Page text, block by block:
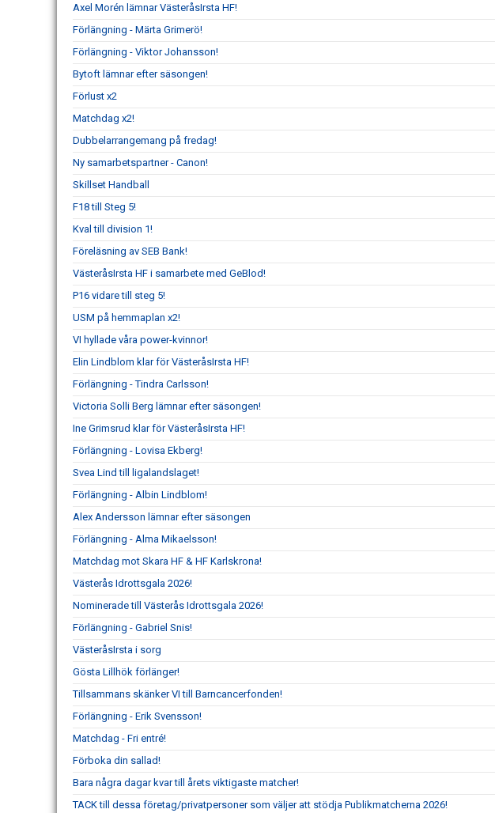
Axel Morén lämnar VästeråsIrsta HF!
Förlängning - Märta Grimerö!
Förlängning - Viktor Johansson!
Bytoft lämnar efter säsongen!
Förlust x2
Matchdag x2!
Dubbelarrangemang på fredag!
Ny samarbetspartner - Canon!
Skillset Handball
F18 till Steg 5!
Kval till division 1!
Föreläsning av SEB Bank!
VästeråsIrsta HF i samarbete med GeBlod!
P16 vidare till steg 5!
USM på hemmaplan x2!
VI hyllade våra power-kvinnor!
Elin Lindblom klar för VästeråsIrsta HF!
Förlängning - Tindra Carlsson!
Victoria Solli Berg lämnar efter säsongen!
Ine Grimsrud klar för VästeråsIrsta HF!
Förlängning - Lovisa Ekberg!
Svea Lind till ligalandslaget!
Förlängning - Albin Lindblom!
Alex Andersson lämnar efter säsongen
Förlängning - Alma Mikaelsson!
Matchdag mot Skara HF & HF Karlskrona!
Västerås Idrottsgala 2026!
Nominerade till Västerås Idrottsgala 2026!
Förlängning - Gabriel Snis!
VästeråsIrsta i sorg
Gösta Lillhök förlänger!
Tillsammans skänker VI till Barncancerfonden!
Förlängning - Erik Svensson!
Matchdag - Fri entré!
Förboka din sallad!
Bara några dagar kvar till årets viktigaste matcher!
TACK till dessa företag/privatpersoner som väljer att stödja Publikmatcherna 2026!